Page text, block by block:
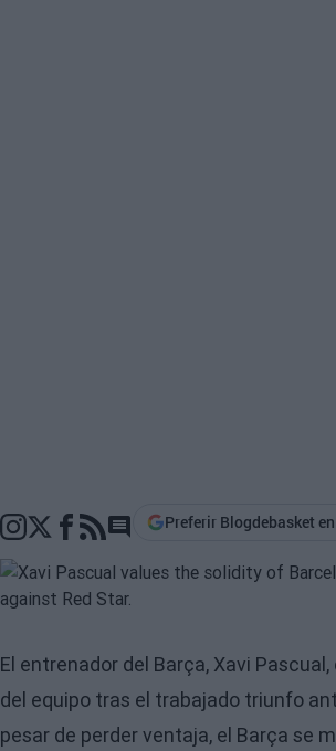
Go to comments section
Preferir Blogdebasket
El entrenador del Barça, Xavi
del equipo tras el trabajado triunfo
pesar de perder ventaja, el Barça se